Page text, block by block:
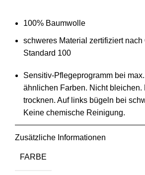
100% Baumwolle
schweres Material zertifiziert nach
Standard 100
Sensitiv-Pflegeprogramm bei
ähnlichen Farben. Nicht bleichen.
trocknen. Auf links bügeln bei
Keine chemische Reinigung.
Zusätzliche Informationen
FARBE